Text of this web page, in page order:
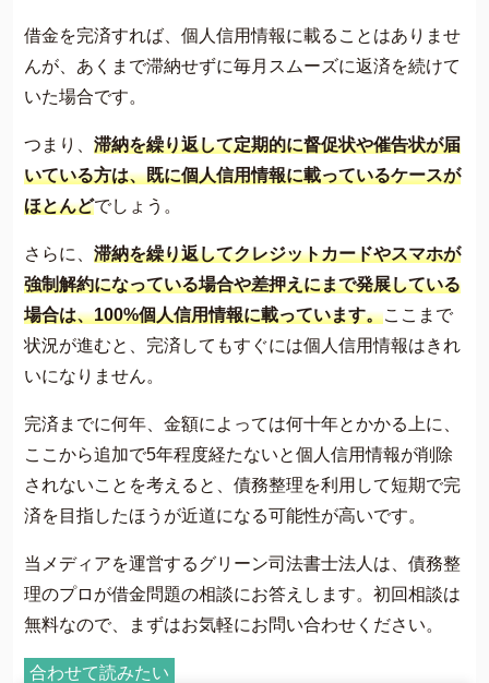
借金を完済すれば、個人信用情報に載ることはありませ
んが、あくまで滞納せずに毎月スムーズに返済を続けて
いた場合です。
つまり、 滞納を繰り返して定期的に督促状や催告状が届
いている方は、既に個人信用情報に載っているケースが
ほとんどでしょう。
さらに、 滞納を繰り返してクレジットカードやスマホが
強制解約になっている場合や差押えにまで発展している
場合は、100%個人信用情報に載っています。ここまで
状況が進むと、完済してもすぐには個人信用情報はきれ
いになりません。
完済までに何年、金額によっては何十年とかかる上に、
ここから追加で5年程度経たないと個人信用情報が削除
されないことを考えると、債務整理を利用して短期で完
済を目指したほうが近道になる可能性が高いです。
当メディアを運営するグリーン司法書士法人は、債務整
理のプロが借金問題の相談にお答えします。初回相談は
無料なので、まずはお気軽にお問い合わせください。
合わせて読みたい